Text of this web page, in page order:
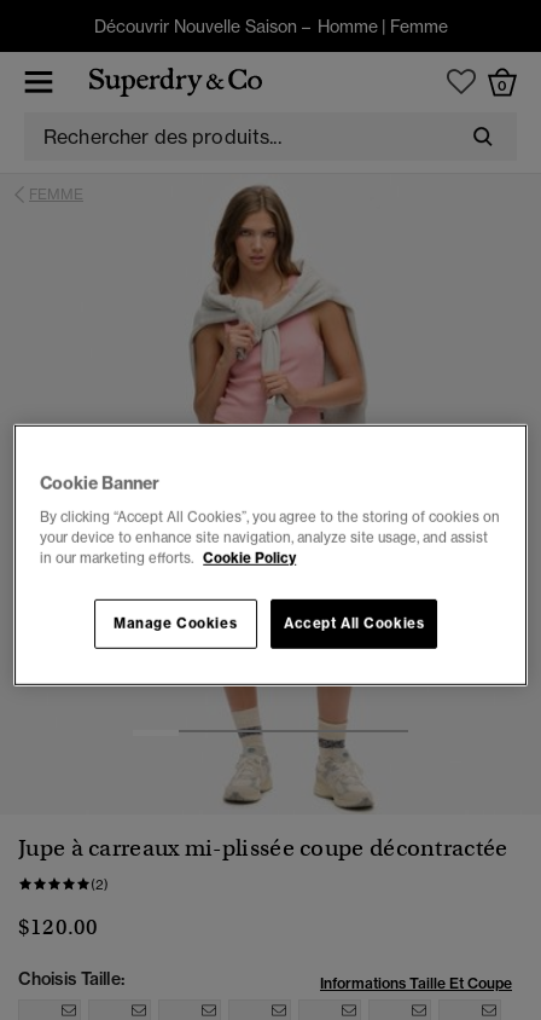
Découvrir Nouvelle Saison – Homme| Femme
0
FEMME
3 5
Jupe à carreaux mi-plissée coupe décontractée
(2)
$120.00
Choisis Taille: Informations Taille Et Coupe
Cookie Banner
By clicking “Accept All Cookies”, you agree to the storing of cookies on
your device to enhance site navigation, analyze site usage, and assist
in our marketing efforts. Cookie Policy
Accept All Cookies
Manage Cookies